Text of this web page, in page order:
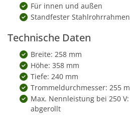
Für innen und außen
Standfester Stahlrohrrahmen
Technische Daten
Breite: 258 mm
Höhe: 358 mm
Tiefe: 240 mm
Trommeldurchmesser: 255
Max. Nennleistung bei 250
abgerollt